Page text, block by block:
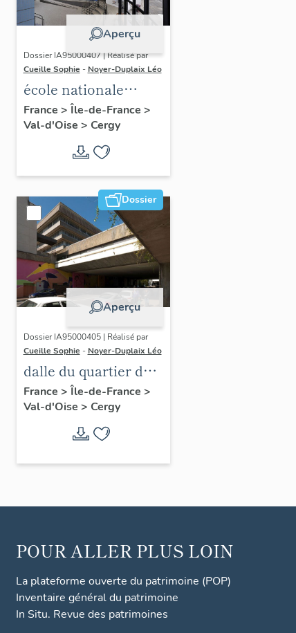
Aperçu
Dossier IA95000407 | Réalisé par
Cueille Sophie - Noyer-Duplaix Léo
école nationale
supérieure d'arts de
Paris-Cergy
(ENSAPC)
France > Île-de-France >
Val-d'Oise > Cergy
Dossier
Aperçu
Dossier IA95000405 | Réalisé par
Cueille Sophie - Noyer-Duplaix Léo
dalle du quartier de
Cergy-Préfecture
France > Île-de-France >
Val-d'Oise > Cergy
POUR ALLER PLUS LOIN
La plateforme ouverte du patrimoine (POP)
Inventaire général du patrimoine
In Situ. Revue des patrimoines